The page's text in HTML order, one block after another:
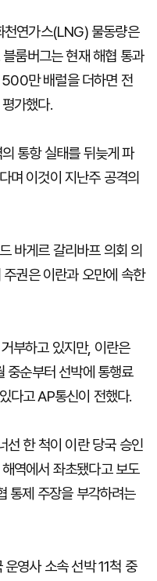
천연가스(LNG) 물동량은
룸버그는 현재 해협 통과
만 배럴을 더하면 전
가했다.
통항 실태를 뒤늦게 파
며 이것이 지난주 공격의
바게르 갈리바프 의회 의
권은 이란과 오만에 속한
부하고 있지만, 이란은
순부터 선박에 통행료
다고 AP통신이 전했다.
선 한 척이 이란 당국 승인
역에서 좌초됐다고 보도
통제 주장을 부각하려는
영사 소속 선박 11척 중